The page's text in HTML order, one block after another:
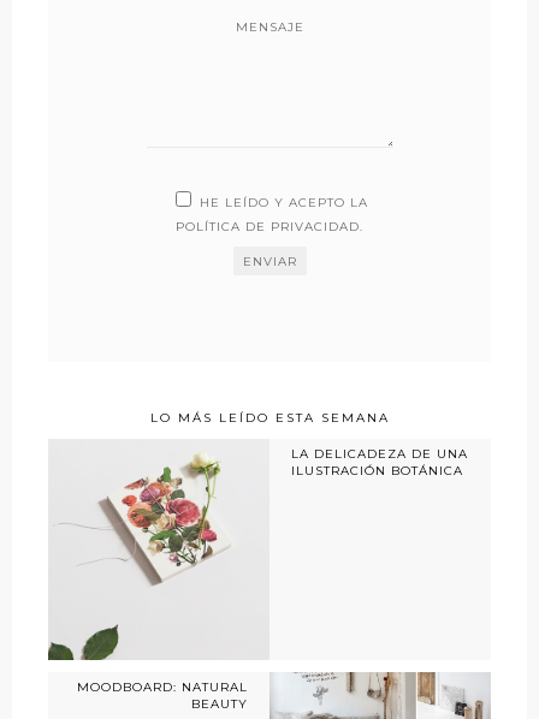
MENSAJE
HE LEÍDO Y ACEPTO LA
POLÍTICA DE PRIVACIDAD.
LO MÁS LEÍDO ESTA SEMANA
LA DELICADEZA DE UNA
ILUSTRACIÓN BOTÁNICA
MOODBOARD: NATURAL
BEAUTY